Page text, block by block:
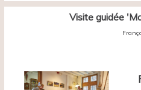
Visite guidée